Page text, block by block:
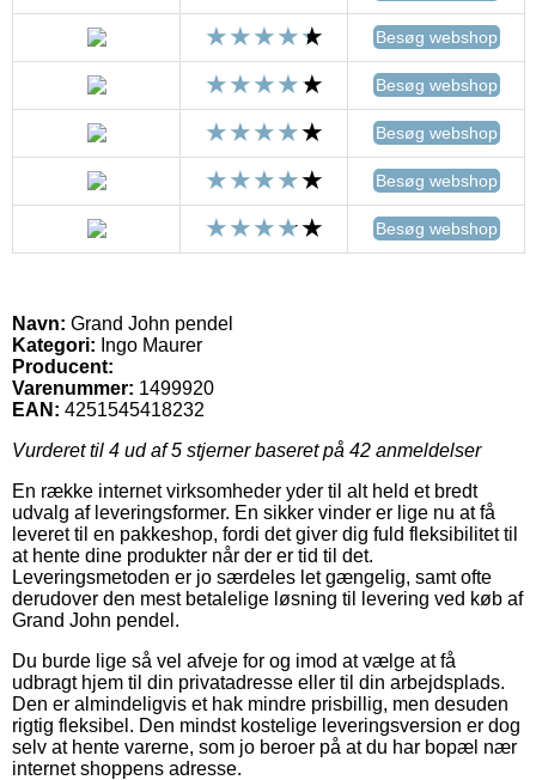
Besøg webshop
Besøg webshop
Besøg webshop
Besøg webshop
Besøg webshop
Navn: Grand John pendel
Kategori: Ingo Maurer
Producent:
Varenummer: 1499920
EAN: 4251545418232
Vurderet til 4 ud af 5 stjerner baseret på 42 anmeldelser
En række internet virksomheder yder til alt held et bredt
udvalg af leveringsformer. En sikker vinder er lige nu at få
leveret til en pakkeshop, fordi det giver dig fuld fleksibilitet til
at hente dine produkter når der er tid til det.
Leveringsmetoden er jo særdeles let gængelig, samt ofte
derudover den mest betalelige løsning til levering ved køb af
Grand John pendel.
Du burde lige så vel afveje for og imod at vælge at få
udbragt hjem til din privatadresse eller til din arbejdsplads.
Den er almindeligvis et hak mindre prisbillig, men desuden
rigtig fleksibel. Den mindst kostelige leveringsversion er dog
selv at hente varerne, som jo beroer på at du har bopæl nær
internet shoppens adresse.